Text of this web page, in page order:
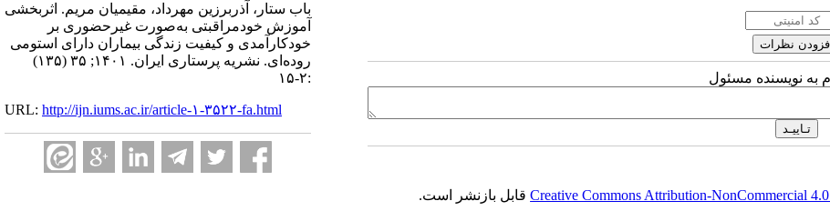
باب ستار، آذربرزین مهرداد، مقیمیان مریم. اثربخشی
آموزش خودمراقبتی به‌صورت غیرحضوری بر
خودکارآمدی و کیفیت زندگی بیماران دارای استومی
روده‌ای. نشریه پرستاری ایران. ۱۴۰۱; ۳۵ (۱۳۵)
:۲-۱۵
URL: http://ijn.iums.ac.ir/article-۱-۳۵۲۲-fa.html
به نویسنده مسئول
Creative Commons Attribution-NonCommercialقابل بازنشر است.